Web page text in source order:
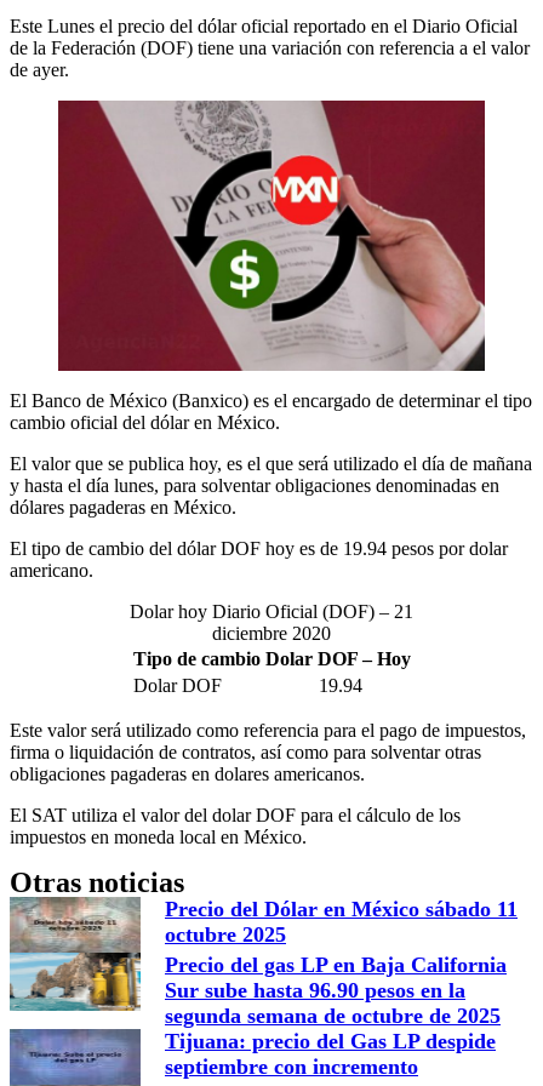
Este Lunes el precio del dólar oficial reportado en el Diario Oficial
de la Federación (DOF) tiene una variación con referencia a el valor
de ayer.
El Banco de México (Banxico) es el encargado de determinar el tipo
cambio oficial del dólar en México.
El valor que se publica hoy, es el que será utilizado el día de mañana
y hasta el día lunes, para solventar obligaciones denominadas en
dólares pagaderas en México.
El tipo de cambio del dólar DOF hoy es de 19.94 pesos por dolar
americano.
Dolar hoy Diario Oficial (DOF) – 21
diciembre 2020
Tipo de cambio Dolar DOF – Hoy
Dolar DOF
19.94
Este valor será utilizado como referencia para el pago de impuestos,
firma o liquidación de contratos, así como para solventar otras
obligaciones pagaderas en dolares americanos.
El SAT utiliza el valor del dolar DOF para el cálculo de los
impuestos en moneda local en México.
Otras noticias
Precio del Dólar en México sábado 11
octubre 2025
Precio del gas LP en Baja California
Sur sube hasta 96.90 pesos en la
segunda semana de octubre de 2025
Tijuana: precio del Gas LP despide
septiembre con incremento